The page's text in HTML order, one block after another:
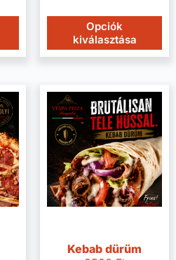
Opciók
kiválasztása
Kebab dürüm